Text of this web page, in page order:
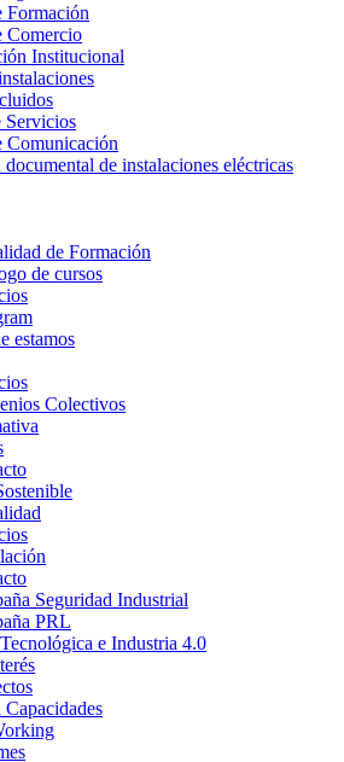
Formación
Comercio
Institucional
Servicios
Comunicación
de instalaciones eléctricas
de Formación
de cursos
estamos
Colectivos
Seguridad Industrial
PRL
e Industria 4.0
Capacidades